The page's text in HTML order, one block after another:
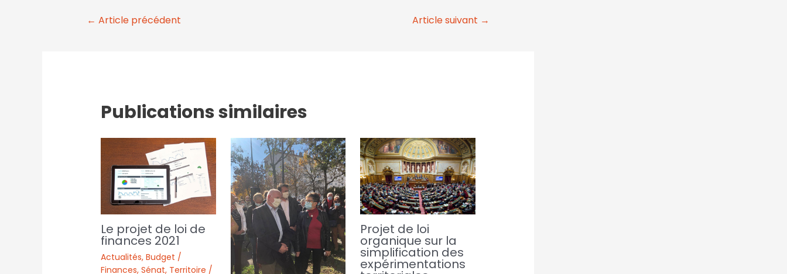
← Article précédent Article suivant →
Publications similaires
Le projet de loi de
finances 2021
Actualités,Budget /
Finances,Sénat, Territoire /
Projet de loi
organique sur la
simplification des
expérimentations